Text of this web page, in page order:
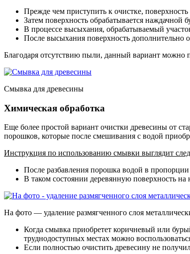
Прежде чем приступить к очистке,
Затем поверхность обрабатывается наждачной
В процессе высыхания, обрабатываемый
После высыхания поверхность дополнительно
Благодаря отсутствию пыли, данный вариант можно
Смывка для древесины
Химическая обработка
Еще более простой вариант очистки древесины от
порошков, которые после смешивания с водой
Инструкция по использованию смывки выглядит
После разбавления порошка водой в
В таком состоянии деревянную поверхность на
На фото — удаление размягченного слоя
Когда смывка приобретет коричневый или
труднодоступных местах можно
Если полностью очистить древесину не